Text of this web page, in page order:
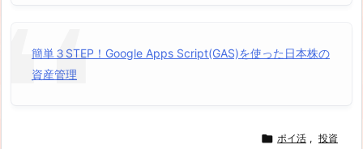
簡単３STEP！Google Apps Script(GAS)を使った日本株の
資産管理
 ポイ活 , 投資